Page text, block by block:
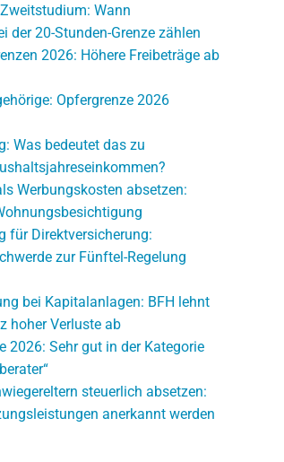
Wann
der 20-Stunden-Grenze zählen
2026: Höhere Freibeträge ab
Opfergrenze 2026
Was bedeutet das zu
Werbungskosten absetzen:
für Direktversicherung:
zur Fünftel-Regelung
bei Kapitalanlagen: BFH lehnt
hoher Verluste ab
2026: Sehr gut in der Kategorie
steuerlich absetzen:
anerkannt werden